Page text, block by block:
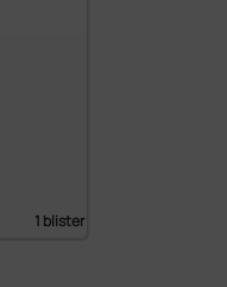
1 blister